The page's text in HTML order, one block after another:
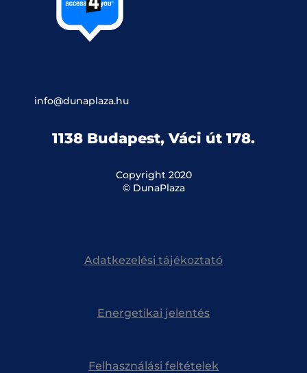
info@dunaplaza.hu
1138 Budapest, Váci út 178.
Copyright 2020
© DunaPlaza
Adatkezelési tájékoztató
Energetikai jelentés
Felhasználási feltételek